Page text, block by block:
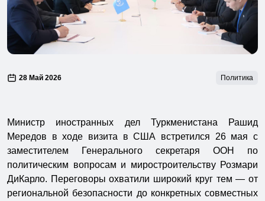
28 Май 2026 Политика
Министр иностранных дел Туркменистана Рашид
Мередов в ходе визита в США встретился 26 мая с
заместителем Генерального секретаря ООН по
политическим вопросам и миростроительству Розмари
ДиКарло. Переговоры охватили широкий круг тем — от
региональной безопасности до конкретных совместных